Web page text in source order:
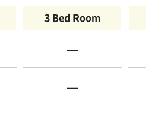
3 Bed Room
—
—